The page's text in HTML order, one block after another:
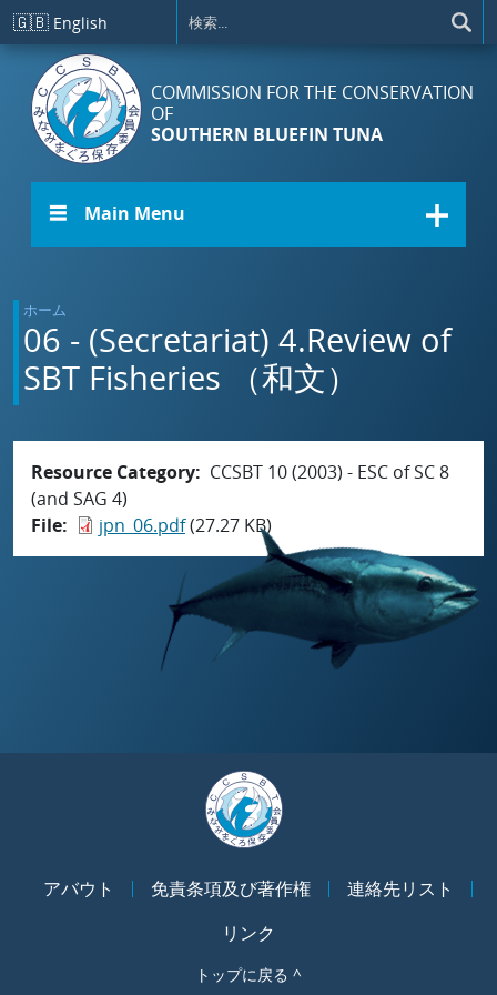
メインコンテンツに移動
🇬🇧 English
COMMISSION FOR THE CONSERVATION
OF
SOUTHERN BLUEFIN TUNA
☰ Main Menu
ホーム
06 - (Secretariat) 4.Review of
SBT Fisheries （和文）
Resource Category
CCSBT 10 (2003) - ESC of SC 8
(and SAG 4)
File
jpn_06.pdf(27.27 KB)
アバウト 免責条項及び著作権
連絡先リスト
リンク
トップに戻る ^